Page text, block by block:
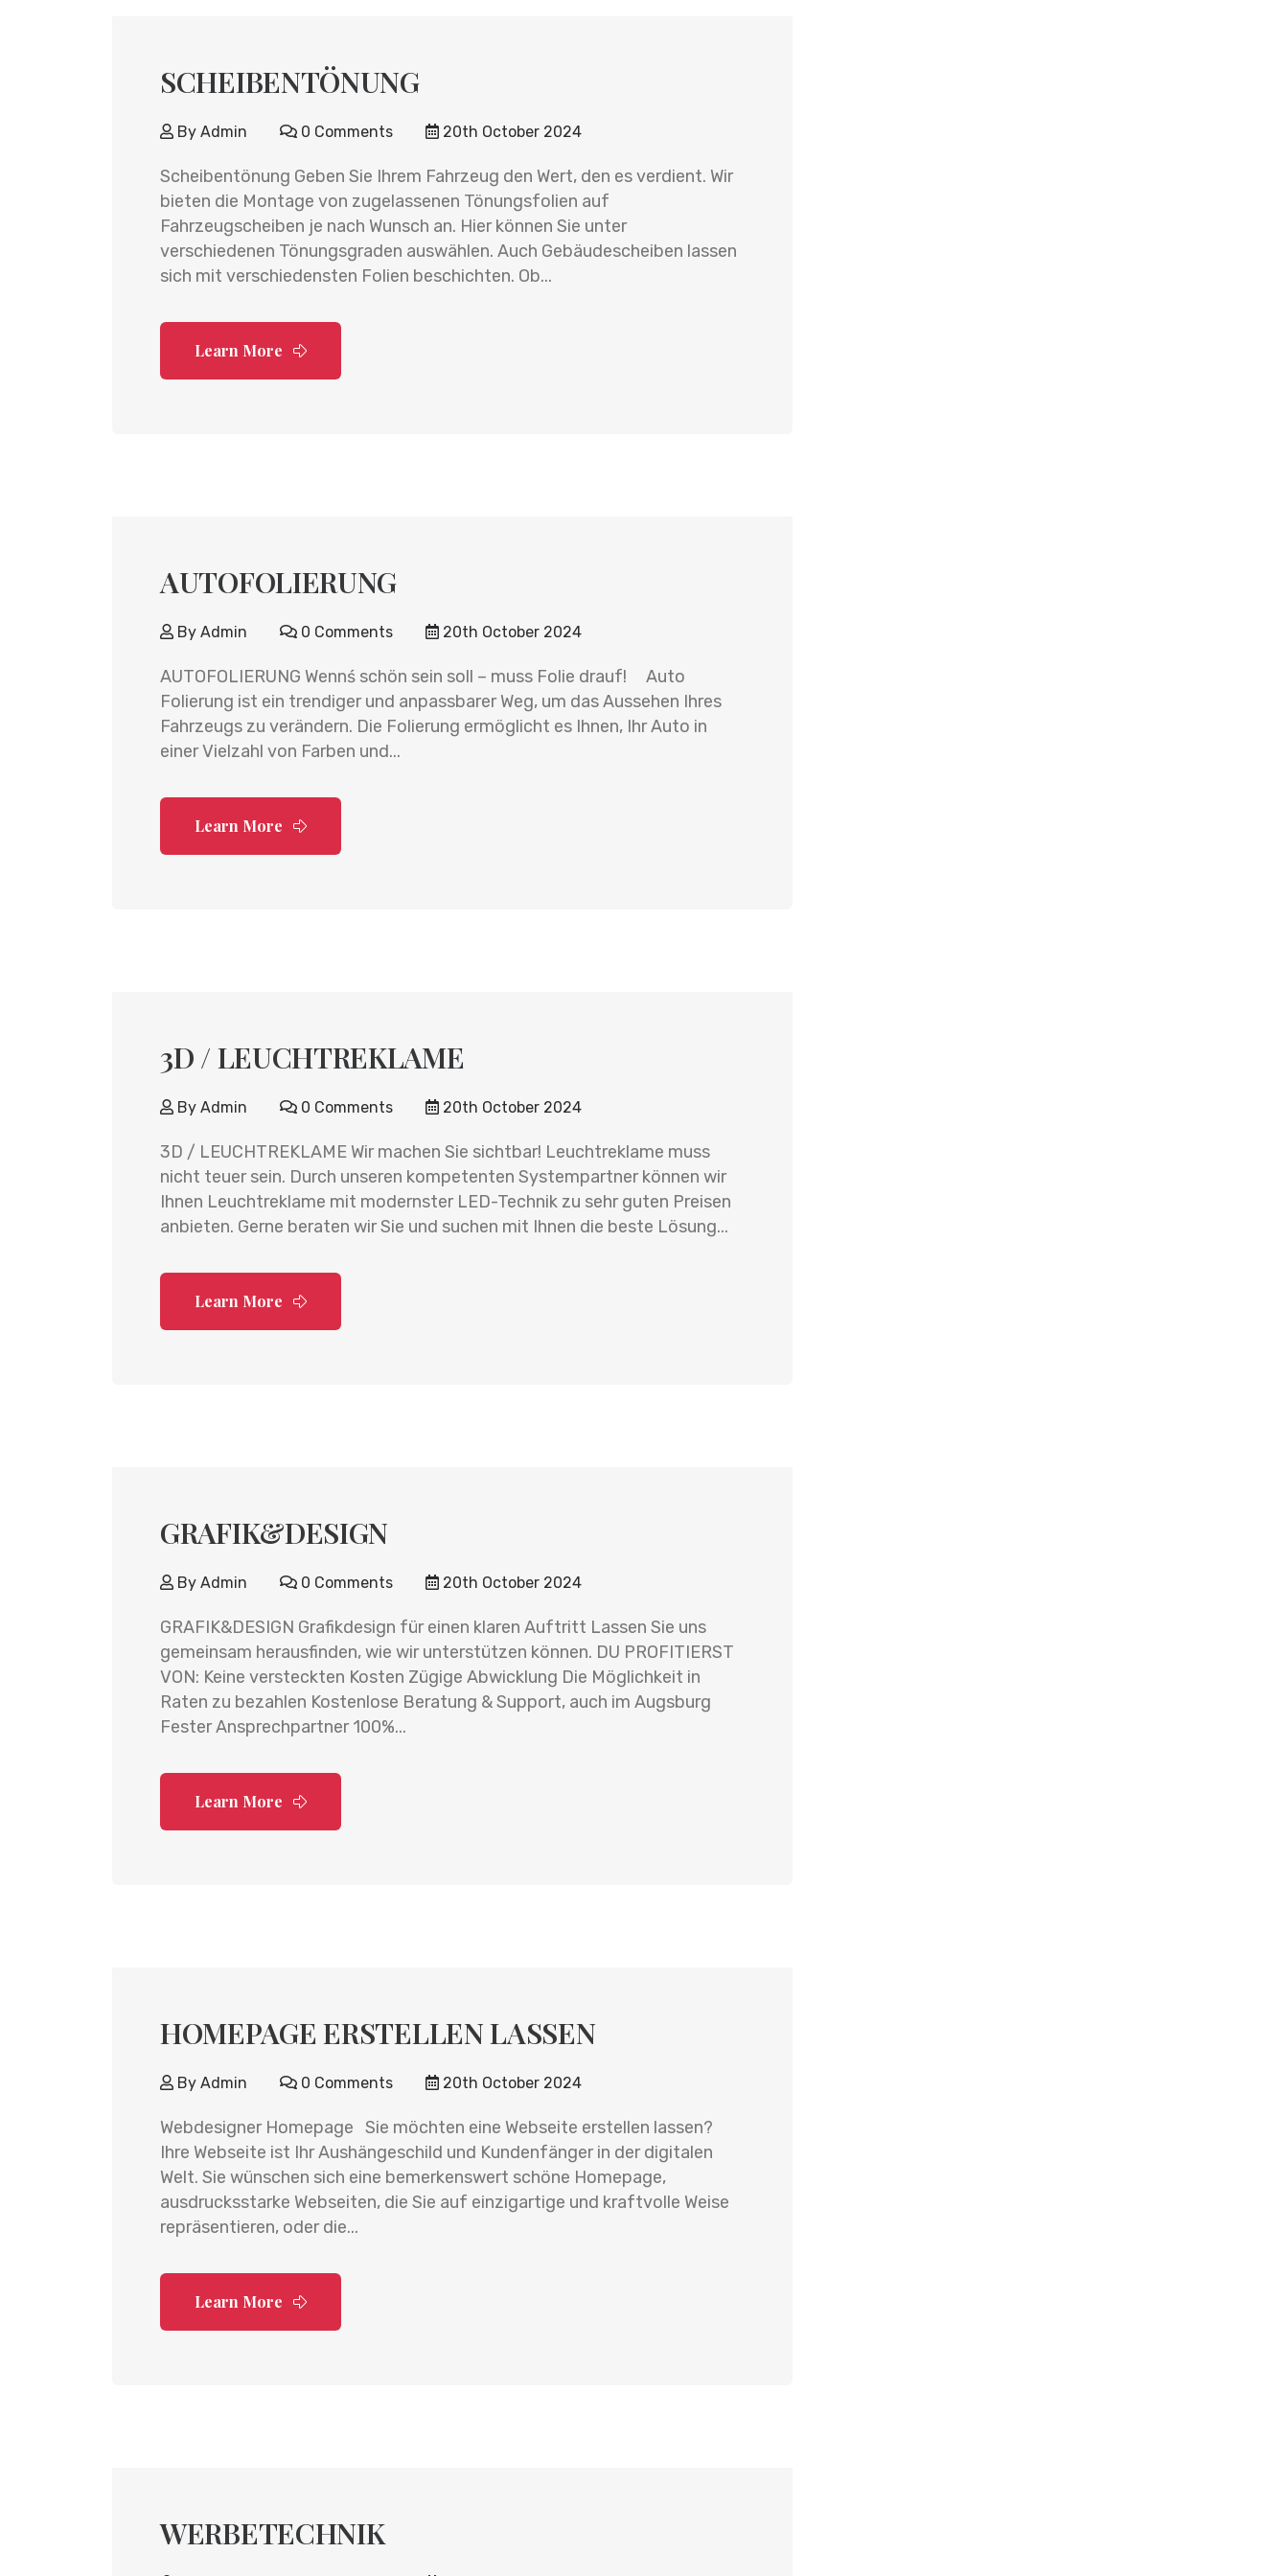
SCHEIBENTÖNUNG
By Admin 0 Comments 20th October 2024
Scheibentönung Geben Sie Ihrem Fahrzeug den Wert, den es verdient. Wir
bieten die Montage von zugelassenen Tönungsfolien auf
Fahrzeugscheiben je nach Wunsch an. Hier können Sie unter
verschiedenen Tönungsgraden auswählen. Auch Gebäudescheiben lassen
sich mit verschiedensten Folien beschichten. Ob...
Learn More
AUTOFOLIERUNG
By Admin 0 Comments 20th October 2024
AUTOFOLIERUNG Wennś schön sein soll – muss Folie drauf! Auto
Folierung ist ein trendiger und anpassbarer Weg, um das Aussehen Ihres
Fahrzeugs zu verändern. Die Folierung ermöglicht es Ihnen, Ihr Auto in
einer Vielzahl von Farben und...
Learn More
3D / LEUCHTREKLAME
By Admin 0 Comments 20th October 2024
3D / LEUCHTREKLAME Wir machen Sie sichtbar! Leuchtreklame muss
nicht teuer sein. Durch unseren kompetenten Systempartner können wir
Ihnen Leuchtreklame mit modernster LED-Technik zu sehr guten Preisen
anbieten. Gerne beraten wir Sie und suchen mit Ihnen die beste Lösung...
Learn More
GRAFIK&DESIGN
By Admin 0 Comments 20th October 2024
GRAFIK&DESIGN Grafikdesign für einen klaren Auftritt Lassen Sie uns
gemeinsam herausfinden, wie wir unterstützen können. DU PROFITIERST
VON: Keine versteckten Kosten Zügige Abwicklung Die Möglichkeit in
Raten zu bezahlen Kostenlose Beratung & Support, auch im Augsburg
Fester Ansprechpartner 100%...
Learn More
HOMEPAGE ERSTELLEN LASSEN
By Admin 0 Comments 20th October 2024
Webdesigner Homepage Sie möchten eine Webseite erstellen lassen?
Ihre Webseite ist Ihr Aushängeschild und Kundenfänger in der digitalen
Welt. Sie wünschen sich eine bemerkenswert schöne Homepage,
ausdrucksstarke Webseiten, die Sie auf einzigartige und kraftvolle Weise
repräsentieren, oder die...
Learn More
WERBETECHNIK